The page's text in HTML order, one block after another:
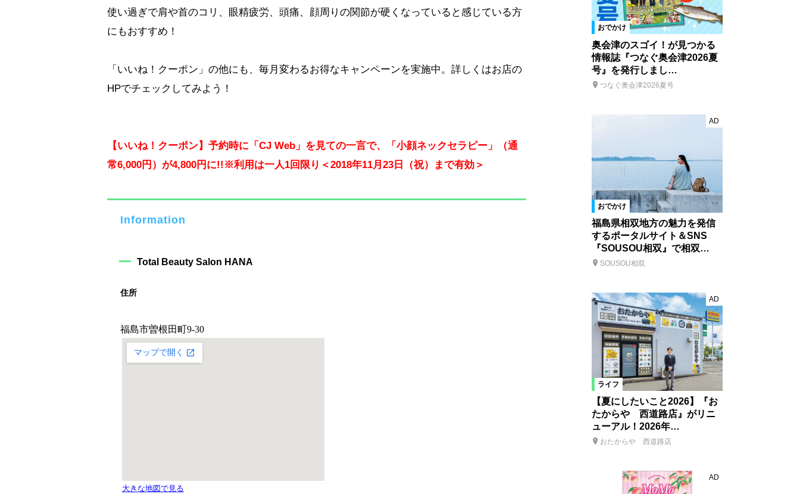
使い過ぎで肩や首のコリ、眼精疲労、頭痛、顔周りの関節が硬くなっていると感じている方
にもおすすめ！
「いいね！クーポン」の他にも、毎月変わるお得なキャンペーンを実施中。詳しくはお店の
HPでチェックしてみよう！
【いいね！クーポン】予約時に「CJ Web」を見ての一言で、「小顔ネックセラピー」（通
常6,000円）が4,800円に!!※利用は一人1回限り＜2018年11月23日（祝）まで有効＞
Information
Total Beauty Salon HANA
住所
おでかけ
奥会津のスゴイ！が見つかる
情報誌『つなぐ奥会津2026夏
号』を発行しまし…
つなぐ奥会津2026夏号
おでかけ
AD
福島県相双地方の魅力を発信
するポータルサイト＆SNS
『SOUSOU相双』で相双…
SOUSOU相双
ライフ
AD
【夏にしたいこと2026】『お
たからや 西道路店』がリニ
ューアル！2026年…
おたからや 西道路店
AD